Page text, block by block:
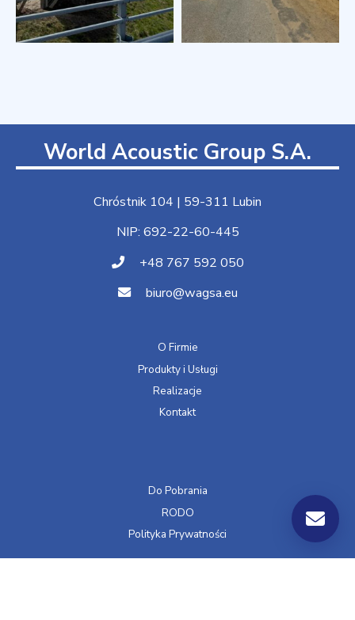
World Acoustic Group S.A.
Chróstnik 104 | 59-311 Lubin
NIP: 692-22-60-445
+48 767 592 050
biuro@wagsa.eu
O Firmie
Produkty i Usługi
Realizacje
Kontakt
Do Pobrania
RODO
Polityka Prywatności